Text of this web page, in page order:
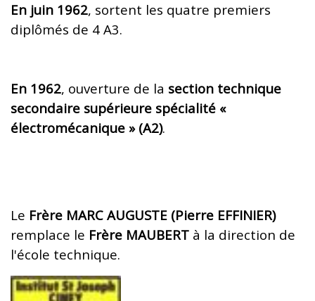
En juin 1962, sortent les quatre premiers
diplômés de 4 A3.
En 1962, ouverture de la section technique
secondaire supérieure spécialité «
électromécanique » (A2).
Le Frère MARC AUGUSTE (Pierre EFFINIER)
remplace le Frère MAUBERT à la direction de
l'école technique.